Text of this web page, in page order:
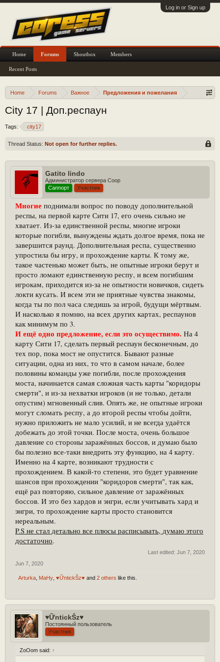
Log in or Sign up
Home Forums Важное Предложения и пожелания
City 17 | Доп.респаун
Tags: city17
Thread Status: Not open for further replies.
Gatito lindo
Администратор сервера Coop
Саппорт
Участник
Многие поднимали вопрос по поводу дополнительной
респы, на первой карте Сити 17, его очень сильно не
хватает. Из-за единственной респы, многие игроки
которые погибли, вынуждены ждать долгое время, пока не
завершится раунд. Дополнительная респа, существенно
упростила бы игру, и прохождение карты. К тому же,
такое частенько может быть, не опытные игроки берут и
просто ломают единственную респу, и всем погибшим
игрокам, приходится из-за не опытности новичков, сидеть
локти кусать. И всем эти не приятные чувства знакомы,
когда ты по пол часа следишь за игрой, будущи мёртвым.
И насколько я помню, на всех других картах, респаунов
как минимум по 3.
И ещё одно предложение, если это осуществимо. На 4
карту Сити 17, сделать первый респаун бесконечным, до
тех пор, пока мост не опустится. Бывают разные
ситуации, одна из них, то что в самом начале, более
половины команды уже погибли, после прохождения
моста, начинается самая сложная часть карты "коридоры
смерти", и из-за нехватки игроков (и не только, детали
опустим) мгновенный слив. Опять же, не опытные игроки
могут сломать респу, а до второй респы чтобы дойти,
нужно приложить не мало усилий, и не всегда удаётся
добежать до этой точки. После моста, очень большое
давление со стороны заражённых боссов, и думаю было
бы полезно все-таки внедрить эту функцию, на 4 карту.
Именно на 4 карте, возникают трудности с
прохождением. В какой-то степени, это будет уравнение
шансов при прохождении "коридоров смерти", так как,
ещё раз повторяю, сильное давление от заражённых
боссов. И это без хардов и энгри, если учитывать хард и
энгри, то прохождение карты просто становится
нереальным.
P.S не стал детально все плюсы расписывать, думаю этого
достаточно.
Last edited: Jun 7, 2020
Jun 7, 2020
Arturka MaHy ♥ỮntickŜz♥ and 2 others like this.
♥ỮntickŜz♥
Постоянный пользователь
Участник
ZoOom said: ↑
Home Forums
Recent Posts
Shoutbox Members